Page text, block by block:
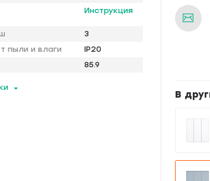
Инструкция
3
пыли и влаги
IP20
85.9
В